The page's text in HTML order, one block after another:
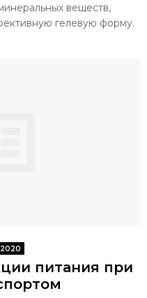
веществ,
гелевую форму.
питания при